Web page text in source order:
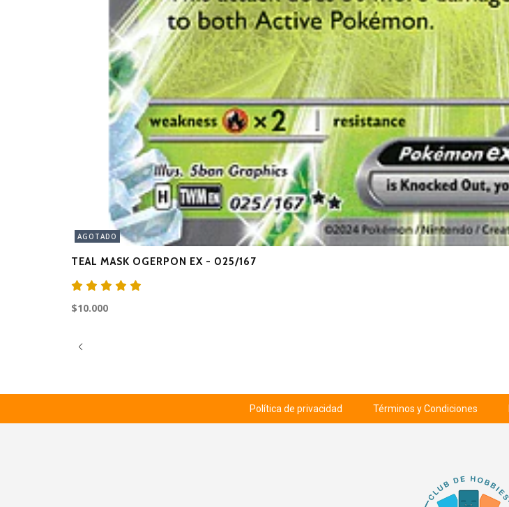
AGOTADO
TEAL MASK OGERPON EX - 025/167
$10.000
Política de privacidad Términos y Condiciones